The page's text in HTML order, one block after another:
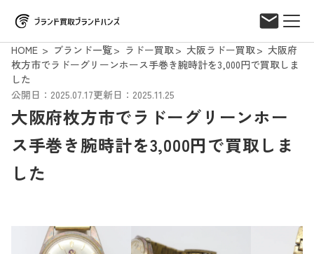
HOME ブランド一覧 ラドー買取 大阪ラドー買取
大阪府
枚方市でラドーグリーンホース手巻き腕時計を3,000円で買取しま
した
公開日：2025.07.17更新日：2025.11.25
大阪府枚方市でラドーグリーンホー
ス手巻き腕時計を3,000円で買取しま
した